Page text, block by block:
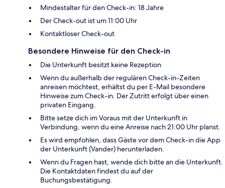
Mindestalter für den Check-in: 18 Jahre
Der Check-out ist um 11:00 Uhr
Kontaktloser Check-out
Besondere Hinweise für den Check-in
Die Unterkunft besitzt keine Rezeption
Wenn du außerhalb der regulären Check-in-Zeiten
anreisen möchtest, erhältst du per E-Mail besondere
Hinweise zum Check-in. Der Zutritt erfolgt über einen
privaten Eingang.
Bitte setze dich im Voraus mit der Unterkunft in
Verbindung, wenn du eine Anreise nach 21:00 Uhr planst.
Es wird empfohlen, dass Gäste vor dem Check-in die App
der Unterkunft (Vander) herunterladen.
Wenn du Fragen hast, wende dich bitte an die Unterkunft.
Die Kontaktdaten findest du auf der
Buchungsbestätigung.